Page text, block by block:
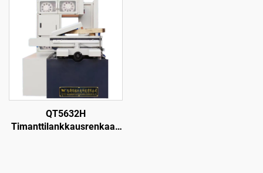
QT5632H
Timanttilankkausrenkaan